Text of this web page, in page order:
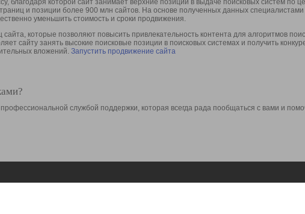
благодаря которой сайт занимает верхние позиции в выдаче поисковых систем
и позиции более 900 млн сайтов. На основе полученных данных
уменьшить стоимость и сроки продвижения.
которые позволяют повысить привлекательность контента для алгоритмов
сайту занять высокие поисковые позиции в поисковых системах и получить
вложений. Запустить продвижение сайта
службой поддержки, которая всегда рада пообщаться с вами и